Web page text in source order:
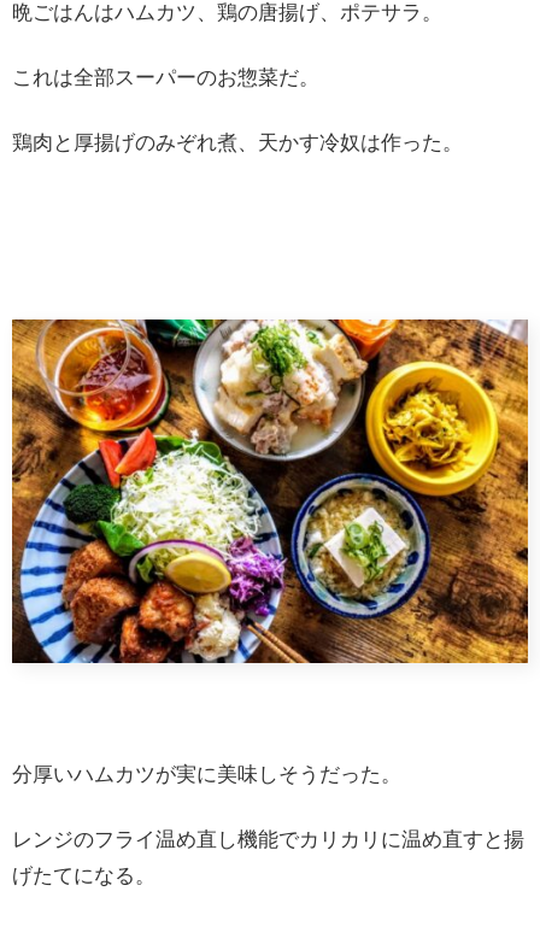
晩ごはんはハムカツ、鶏の唐揚げ、ポテサラ。
これは全部スーパーのお惣菜だ。
鶏肉と厚揚げのみぞれ煮、天かす冷奴は作った。
分厚いハムカツが実に美味しそうだった。
レンジのフライ温め直し機能でカリカリに温め直すと揚
げたてになる。